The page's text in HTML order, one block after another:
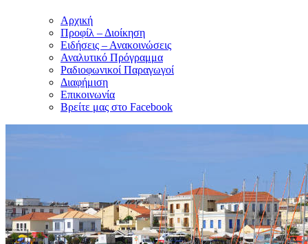
Αρχική
Προφίλ – Διοίκηση
Ειδήσεις – Ανακοινώσεις
Αναλυτικό Πρόγραμμα
Ραδιοφωνικοί Παραγωγοί
Διαφήμιση
Επικοινωνία
Βρείτε μας στο Facebook